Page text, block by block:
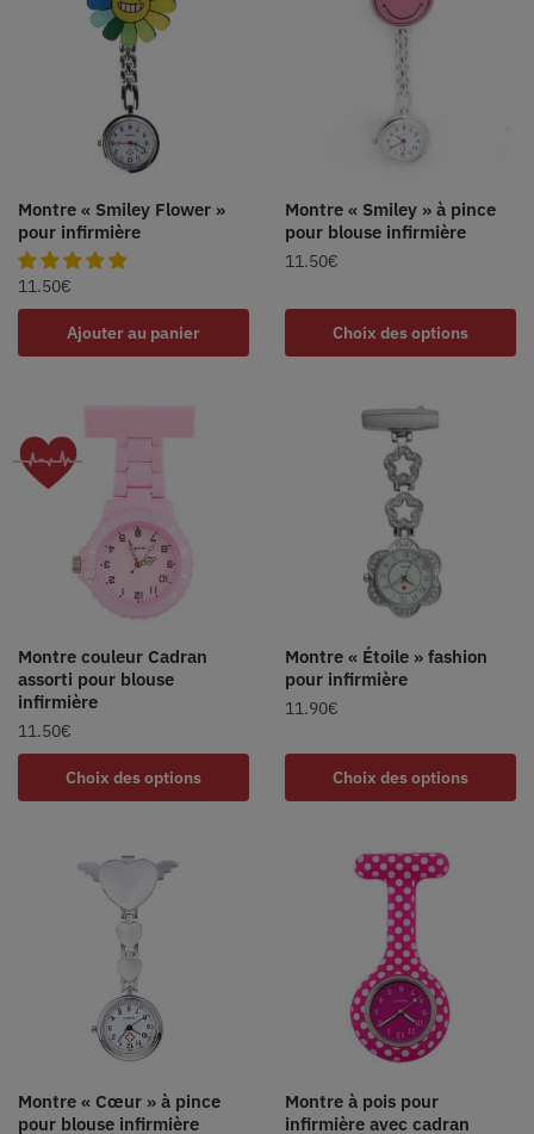
Montre « Smiley Flower »
pour infirmière
11.50€
Ajouter au panier
Montre « Smiley » à pince
pour blouse infirmière
11.50€
Choix des options
Montre couleur Cadran
assorti pour blouse
infirmière
11.50€
Choix des options
Montre « Étoile » fashion
pour infirmière
11.90€
Choix des options
Montre « Cœur » à pince
pour blouse infirmière
Montre à pois pour
infirmière avec cadran